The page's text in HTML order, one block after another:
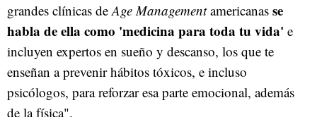
grandes clínicas deAge Managementamericanas se
habla de ella como 'medicina para toda tu vida' e
incluyen expertos en sueño y descanso, los que te
enseñan a prevenir hábitos tóxicos, e incluso
psicólogos, para reforzar esa parte emocional, además
de la física".